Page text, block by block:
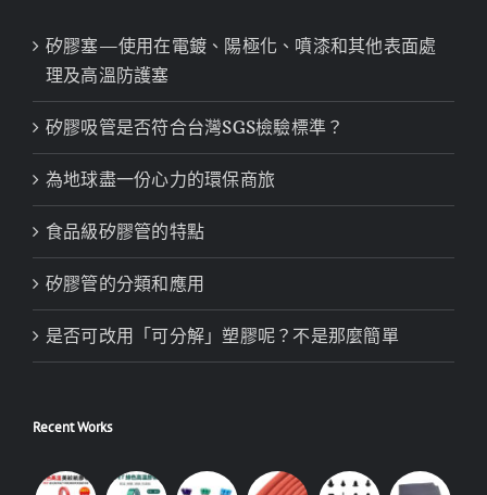
矽膠塞—使用在電鍍、陽極化、噴漆和其他表面處
理及高溫防護塞
矽膠吸管是否符合台灣SGS檢驗標準？
為地球盡一份心力的環保商旅
食品級矽膠管的特點
矽膠管的分類和應用
是否可改用「可分解」塑膠呢？不是那麼簡單
Recent Works